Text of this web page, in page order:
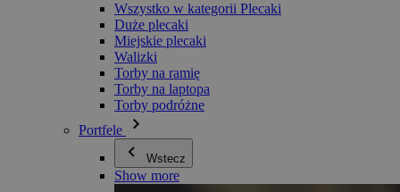
Wszystko w kategorii Plecaki
Duże plecaki
Miejskie plecaki
Walizki
Torby na ramię
Torby na laptopa
Torby podróżne
Portfele
Wstecz
Show more